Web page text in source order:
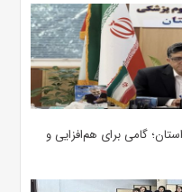
گامی برای هم‌افزایی و